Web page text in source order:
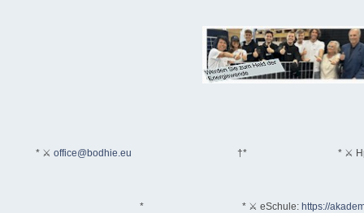
* ⚔ office@bodhie.eu †* * ⚔
* * ⚔ eSchule: https://